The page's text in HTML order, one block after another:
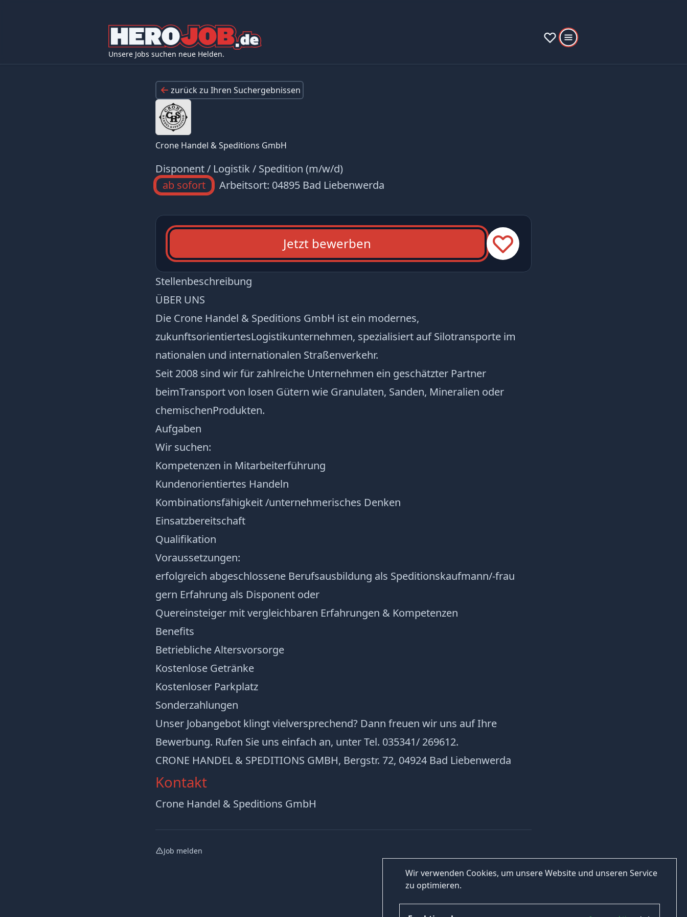
Wir verwenden Cookies, um unsere Website und unseren Service
zu optimieren.
Unsere Jobs suchen neue Helden.
zurück zu Ihren Suchergebnissen
Crone Handel & Speditions GmbH
Disponent / Logistik / Spedition (m/w/d)
ab sofort
Arbeitsort: 04895 Bad Liebenwerda
Jetzt bewerben
Stellenbeschreibung
ÜBER UNS
Die Crone Handel & Speditions GmbH ist ein modernes,
zukunftsorientiertesLogistikunternehmen, spezialisiert auf Silotransporte im
nationalen und internationalen Straßenverkehr.
Seit 2008 sind wir für zahlreiche Unternehmen ein geschätzter Partner
beimTransport von losen Gütern wie Granulaten, Sanden, Mineralien oder
chemischenProdukten.
Aufgaben
Wir suchen:
Kompetenzen in Mitarbeiterführung
Kundenorientiertes Handeln
Kombinationsfähigkeit /unternehmerisches Denken
Einsatzbereitschaft
Qualifikation
Voraussetzungen:
erfolgreich abgeschlossene Berufsausbildung als Speditionskaufmann/-frau
gern Erfahrung als Disponent oder
Quereinsteiger mit vergleichbaren Erfahrungen & Kompetenzen
Benefits
Betriebliche Altersvorsorge
Kostenlose Getränke
Kostenloser Parkplatz
Sonderzahlungen
Unser Jobangebot klingt vielversprechend? Dann freuen wir uns auf Ihre
Bewerbung. Rufen Sie uns einfach an, unter Tel. 035341/ 269612.
CRONE HANDEL & SPEDITIONS GMBH, Bergstr. 72, 04924 Bad Liebenwerda
Kontakt
Crone Handel & Speditions GmbH
Job melden